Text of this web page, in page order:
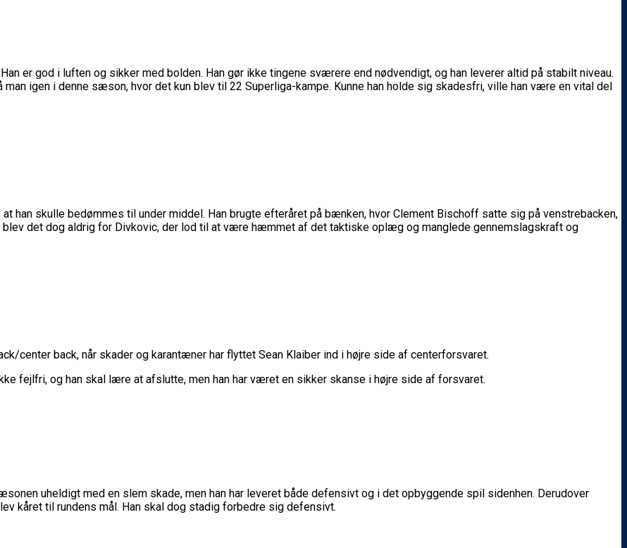
er god i luften og sikker med bolden. Han gør ikke tingene sværere end nødvendigt, og han leverer altid på stabilt niveau.
igen i denne sæson, hvor det kun blev til 22 Superliga-kampe. Kunne han holde sig skadesfri, ville han være en vital del
han skulle bedømmes til under middel. Han brugte efteråret på bænken, hvor Clement Bischoff satte sig på venstrebacken,
det dog aldrig for Divkovic, der lod til at være hæmmet af det taktiske oplæg og manglede gennemslagskraft og
center back, når skader og karantæner har flyttet Sean Klaiber ind i højre side af centerforsvaret.
fejlfri, og han skal lære at afslutte, men han har været en sikker skanse i højre side af forsvaret.
uheldigt med en slem skade, men han har leveret både defensivt og i det opbyggende spil sidenhen. Derudover
kåret til rundens mål. Han skal dog stadig forbedre sig defensivt.